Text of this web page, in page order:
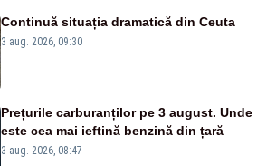
Continuă situația dramatică din Ceuta
3 aug. 2026, 09:30
Prețurile carburanților pe 3 august. Unde
este cea mai ieftină benzină din țară
3 aug. 2026, 08:47